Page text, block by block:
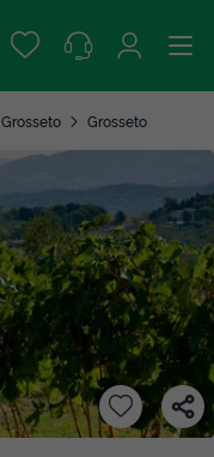
Grosseto Grosseto